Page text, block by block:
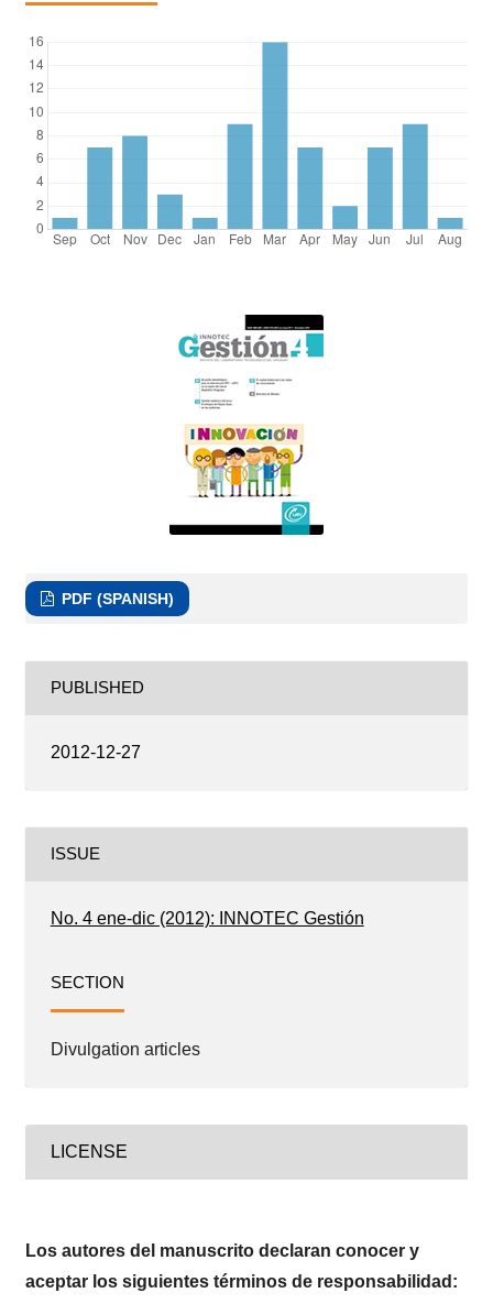
PDF (SPANISH)
PUBLISHED
2012-12-27
ISSUE
No. 4 ene-dic (2012): INNOTEC Gestión
SECTION
Divulgation articles
LICENSE
Los autores del manuscrito declaran conocer y
aceptar los siguientes términos de responsabilidad: